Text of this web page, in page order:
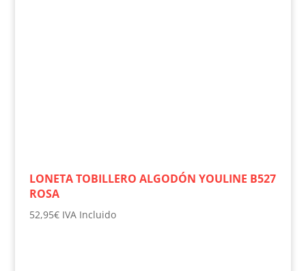
LONETA TOBILLERO ALGODÓN YOULINE B527
ROSA
52,95€ IVA Incluido